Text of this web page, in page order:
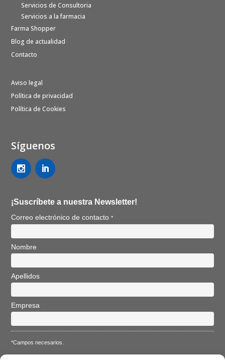
Servicios de Consultoria
Servicios a la farmacia
Farma Shopper
Blog de actualidad
Contacto
Aviso legal
Política de privacidad
Política de Cookies
Síguenos
¡Suscríbete a nuestra Newsletter!
Correo electrónico de contacto*
Nombre
Apellidos
Empresa
*Campos necesarios.